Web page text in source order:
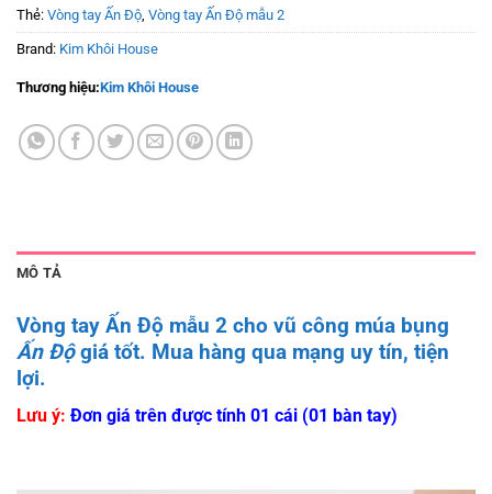
Thẻ: Vòng tay Ấn Độ Vòng tay Ấn Độ mẫu 2
Brand: Kim Khôi House
Thương hiệu:Kim Khôi House
MÔ TẢ
Vòng tay Ấn Độ mẫu 2 cho vũ công múa bụng
Ấn Độgiá tốt. Mua hàng qua mạng uy tín, tiện
lợi.
Lưu ý: Đơn giá trên được tính 01 cái (01 bàn tay)